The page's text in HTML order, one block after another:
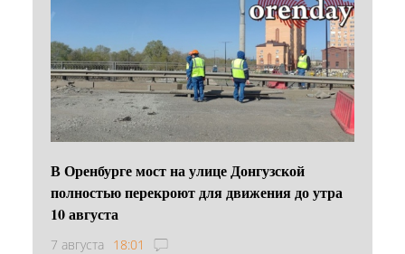
В Оренбурге мост на улице Донгузской
полностью перекроют для движения до утра
10 августа
7 августа 18:01